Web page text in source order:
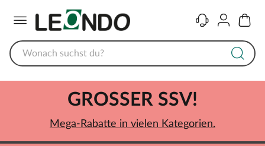
KontaktKonto
GROSSER SSV!
Mega-Rabatte in vielen Kategorien.